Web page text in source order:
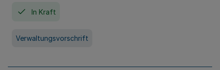
In Kraft
Verwaltungsvorschrift